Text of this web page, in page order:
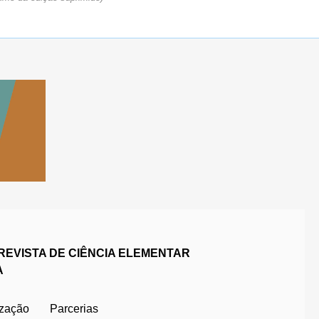
REVISTA DE CIÊNCIA ELEMENTAR
Parcerias